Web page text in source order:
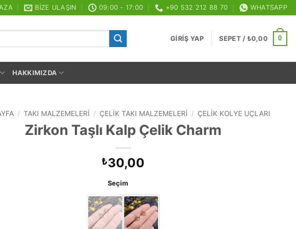
BIZE ULAŞIN 09:00 - 17:00 +90 532 212 88 70 WHATSAPP
GIRIŞ YAP SEPET / ₺0,00 0
HAKKIMIZDA
/ TAKI MALZEMELERI / ÇELIK TAKI MALZEMELERI / ÇELIK KOLYE UÇLARI
Zirkon Taşlı Kalp Çelik Charm
₺30,00
Seçim